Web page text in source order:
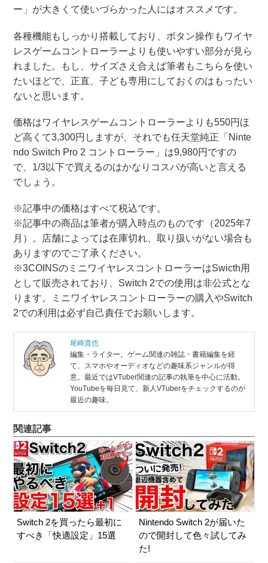
ー」が大きくて使いづらかった人にはオススメです。
各種機能もしっかり搭載しており、ボタン操作もワイヤ
レスゲームコントローラーよりも使いやすい部分が見ら
れました。もし、サイズさえ合えば筆者もこちらを使い
たいほどで、正直、子ども専用にしておくのはもったい
ないと思います。
価格はワイヤレスゲームコントローラーよりも550円ほ
ど高くて3,300円しますが、それでも任天堂純正「Ninte
ndo Switch Pro 2 コントローラー」は9,980円ですの
で、1/3以下で買えるのはかなりコスパが高いと言える
でしょう。
※記事中の価格はすべて税込です。
※記事中の商品は筆者が購入時点のものです（2025年7
月）。店舗によっては在庫切れ、取り扱いがない場合も
ありますのでご了承ください。
※3COINSのミニワイヤレスコントローラーはSwicth用
として販売されており、Switch 2での使用は非公式とな
ります。ミニワイヤレスコントローラーの購入やSwitch
2での利用は必ず自己責任でお願いします。
尾崎貴也
編集・ライター。ゲーム関連の雑誌・書籍編集を経
て、スマホやオーディオなどの趣味系ジャンルが得
意。最近ではVTuber関連の記事の執筆を中心に活動。
YouTubeを毎日見て、新人VTuberをチェックするのが
最近の趣味。
関連記事
Switch 2を買ったら最初に
すべき「快適設定」15選
Nintendo Switch 2が届いた
ので開封して色々試してみ
た!